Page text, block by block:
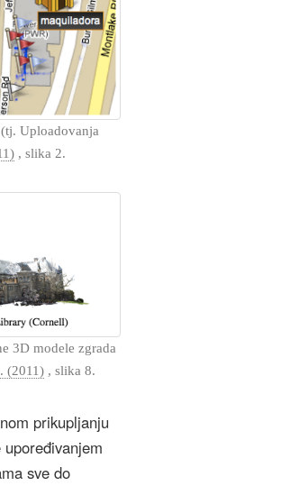
Uploadovanja
, slika 2.
3D modele zgrada
(2011), slika 8.
prikupljanju
sve do